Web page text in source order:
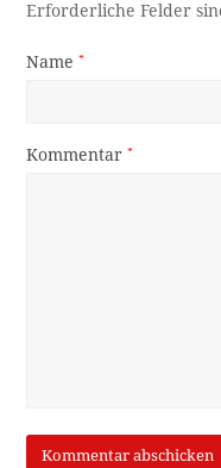
Erforderliche Felder
Name*
Kommentar*